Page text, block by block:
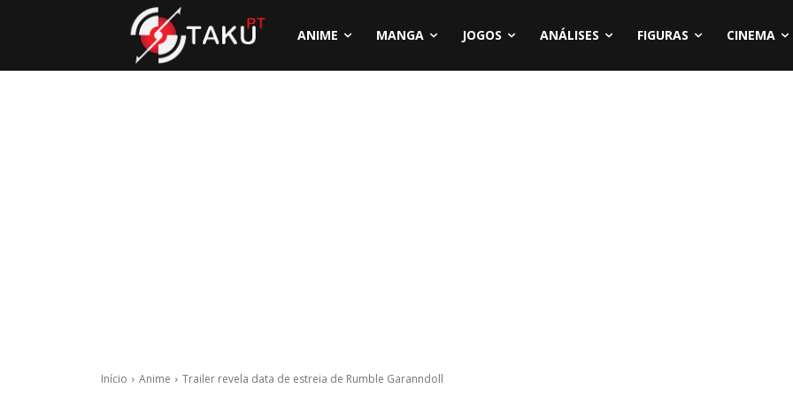
ANIME MANGA JOGOS ANÁLISES FIGURAS CINEMA
Início Anime Trailer revela data de estreia de Rumble Garanndoll